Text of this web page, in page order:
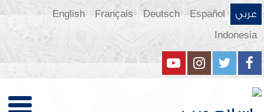
عربي Español
Deutsch
Français
English
Indonesia